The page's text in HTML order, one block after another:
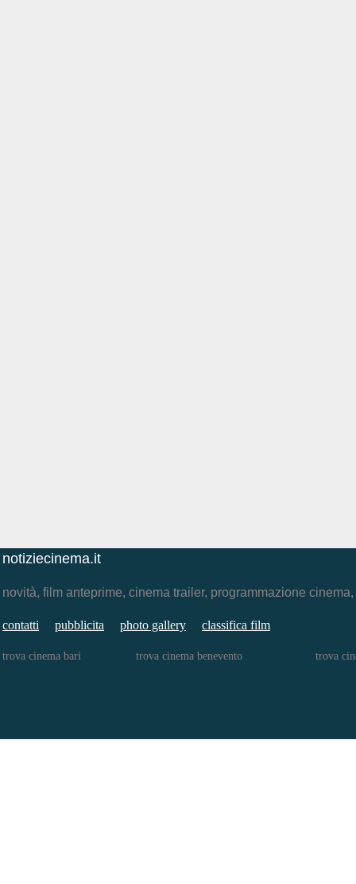
notiziecinema.it
novità, film anteprime, cinema trailer, programmazione
contatti pubblicita photo gallery classifica film
trova cinema bari trova cinema benevento trova